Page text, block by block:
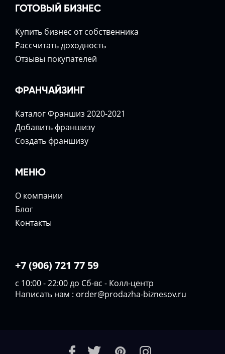
ГОТОВЫЙ БИЗНЕС
Купить бизнес от собственника
Расcчитать доходность
Отзывы покупателей
ФРАНЧАЙЗИНГ
Каталог Франшиз 2020-2021
Добавить франшизу
Создать франшизу
МЕНЮ
О компании
Блог
Контакты
+7 (906) 721 77 59
с 10:00 - 22:00 до Сб-вс - Колл-центр
Написать нам : order@prodazha-biznesov.ru